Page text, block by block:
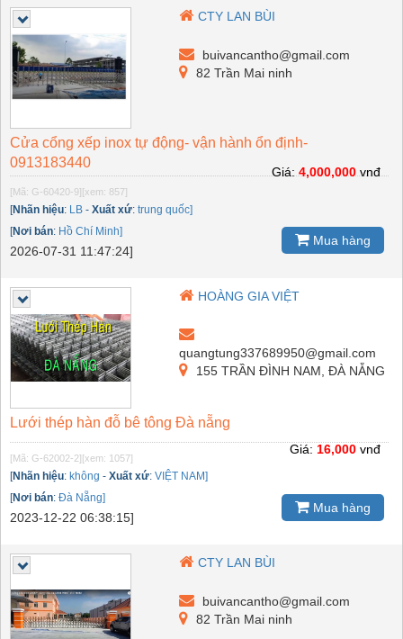
CTY LAN BÙI
buivancantho@gmail.com
82 Trần Mai ninh
Cửa cổng xếp inox tự động- vận hành ổn định-
0913183440
[Mã: G-60420-9] [xem: 857]
[Nhãn hiệu: LB - Xuất xứ: trung quốc]
[Nơi bán: Hồ Chí Minh]
2026-07-31 11:47:24]
Giá:4,000,000vnđ
Mua hàng
HOÀNG GIA VIỆT
quangtung337689950@gmail.com
155 TRẦN ĐÌNH NAM, ĐÀ NẴNG
Lưới thép hàn đỗ bê tông Đà nẵng
[Mã: G-62002-2] [xem: 1057]
[Nhãn hiệu: không - Xuất xứ: VIỆT NAM]
[Nơi bán: Đà Nẵng]
2023-12-22 06:38:15]
Giá: 16,000 vnđ
Mua hàng
CTY LAN BÙI
buivancantho@gmail.com
82 Trần Mai ninh